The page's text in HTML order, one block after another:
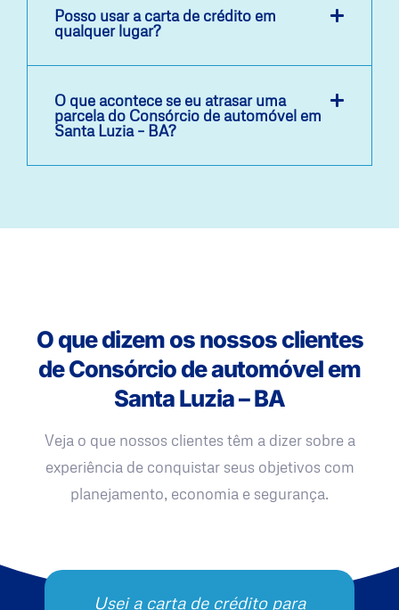
Posso usar a carta de crédito em
qualquer lugar?
O que acontece se eu atrasar uma
parcela do Consórcio de automóvel em
Santa Luzia – BA?
O que dizem os nossos clientes
de Consórcio de automóvel em
Santa Luzia – BA
Veja o que nossos clientes têm a dizer sobre a
experiência de conquistar seus objetivos com
planejamento, economia e segurança.
Usei a carta de crédito para